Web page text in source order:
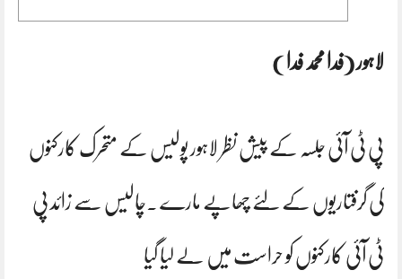
لاہور (فدا محمد فدا )
پی ٹی آئی جلسہ کے پیش نظر لاہور پولیس کے متحرک کارکنوں
کی گرفتاریوں کے لئے چھاپے مارے ۔چالیس سے زائد پی
ٹی آئی کارکنوں کو حراست میں لے لیا گیا